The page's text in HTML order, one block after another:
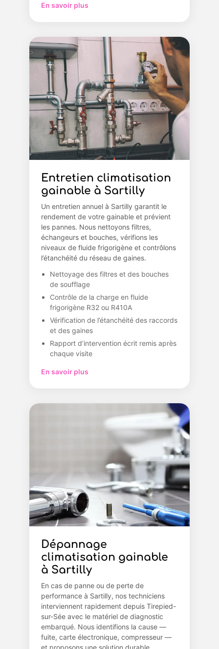
En savoir plus
Entretien climatisation
gainable à Sartilly
Un entretien annuel à Sartilly garantit le
rendement de votre gainable et prévient
les pannes. Nous nettoyons filtres,
échangeurs et bouches, vérifions les
niveaux de fluide frigorigène et contrôlons
l’étanchéité du réseau de gaines.
Nettoyage des filtres et des bouches
de soufflage
Contrôle de la charge en fluide
frigorigène R32 ou R410A
Vérification de l’étanchéité des raccords
et des gaines
Rapport d’intervention écrit remis après
chaque visite
En savoir plus
Dépannage
climatisation gainable
à Sartilly
En cas de panne ou de perte de
performance à Sartilly, nos techniciens
interviennent rapidement depuis Tirepied-
sur-Sée avec le matériel de diagnostic
embarqué. Nous identifions la cause —
fuite, carte électronique, compresseur —
et proposons une solution durable.